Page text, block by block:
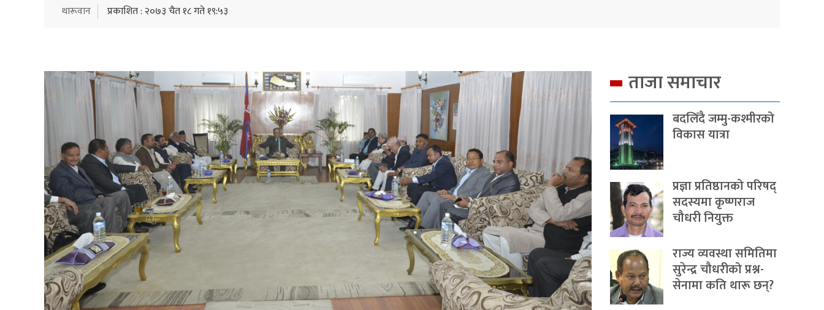
थारूवान प्रकाशित : २०७३ चैत १८ गते १९:५३
ताजा समाचार
बदलिँदै जम्मु-कश्मीरको
विकास यात्रा
प्रज्ञा प्रतिष्ठानको परिषद्
सदस्यमा कृष्णराज
चौधरी नियुक्त
राज्य व्यवस्था समितिमा
सुरेन्द्र चौधरीको प्रश्न-
सेनामा कति थारू छन्?